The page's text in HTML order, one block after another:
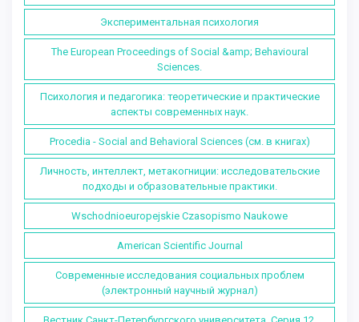
Экспериментальная психология
The European Proceedings of Social &amp; Behavioural
Sciences.
Психология и педагогика: теоретические и практические
аспекты современных наук.
Procedia - Social and Behavioral Sciences (см. в книгах)
Личность, интеллект, метакогниции: исследовательские
подходы и образовательные практики.
Wschodnioeuropejskie Czasopismo Naukowe
American Scientific Journal
Современные исследования социальных проблем
(электронный научный журнал)